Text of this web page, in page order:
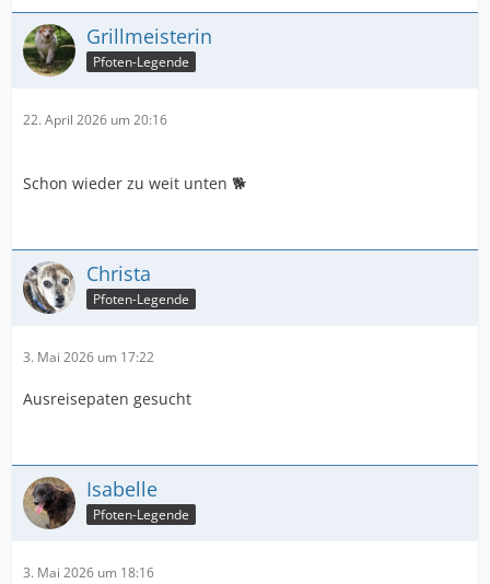
Grillmeisterin
Pfoten-Legende
22. April 2026 um 20:16
Schon wieder zu weit unten 🐕
Christa
Pfoten-Legende
3. Mai 2026 um 17:22
Ausreisepaten gesucht
Isabelle
Pfoten-Legende
3. Mai 2026 um 18:16